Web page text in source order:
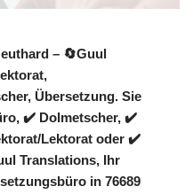
– 🔄Guul
Übersetzung. Sie
✔️ Dolmetscher, ✔️
Lektorat oder ✔️
Translations, Ihr
in 76689